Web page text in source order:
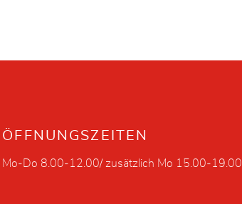
ÖFFNUNGSZEITEN
Mo-Do 8.00-12.00/ zusätzlich Mo 15.00-19.00